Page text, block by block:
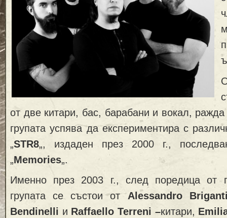
от две китари, бас, барабани и вокал,
групата успява да експериментира с
„STR8„, издаден през 2000 г.,
„Memories„.
Именно през 2003 г., след поредица от
групата се състои отAlessandro
Bendinelli и Raffaello Terreni –китари,